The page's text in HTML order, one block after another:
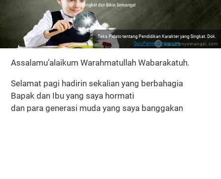
Teks Pidato tentang Pendidikan Karakter yang Singkat. Dok.
GuruPenyemangat.com
Assalamu’alaikum Warahmatullah Wabarakatuh.
Selamat pagi hadirin sekalian yang berbahagia
Bapak dan Ibu yang saya hormati
dan para generasi muda yang saya banggakan